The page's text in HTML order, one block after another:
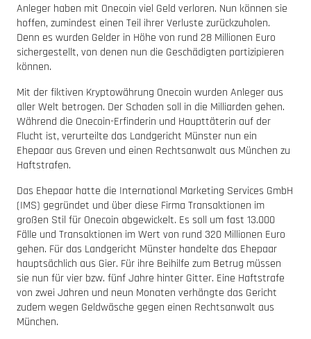
Anleger haben mit Onecoin viel Geld verloren. Nun können sie
hoffen, zumindest einen Teil ihrer Verluste zurückzuholen.
Denn es wurden Gelder in Höhe von rund 28 Millionen Euro
sichergestellt, von denen nun die Geschädigten partizipieren
können.
Mit der fiktiven Kryptowährung Onecoin wurden Anleger aus
aller Welt betrogen. Der Schaden soll in die Milliarden gehen.
Während die Onecoin-Erfinderin und Haupttäterin auf der
Flucht ist, verurteilte das Landgericht Münster nun ein
Ehepaar aus Greven und einen Rechtsanwalt aus München zu
Haftstrafen.
Das Ehepaar hatte die International Marketing Services GmbH
(IMS) gegründet und über diese Firma Transaktionen im
großen Stil für Onecoin abgewickelt. Es soll um fast 13.000
Fälle und Transaktionen im Wert von rund 320 Millionen Euro
gehen. Für das Landgericht Münster handelte das Ehepaar
hauptsächlich aus Gier. Für ihre Beihilfe zum Betrug müssen
sie nun für vier bzw. fünf Jahre hinter Gitter. Eine Haftstrafe
von zwei Jahren und neun Monaten verhängte das Gericht
zudem wegen Geldwäsche gegen einen Rechtsanwalt aus
München.